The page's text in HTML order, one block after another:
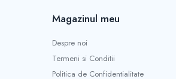
Magazinul meu
Despre noi
Termeni si Conditii
Politica de Confidentialitate